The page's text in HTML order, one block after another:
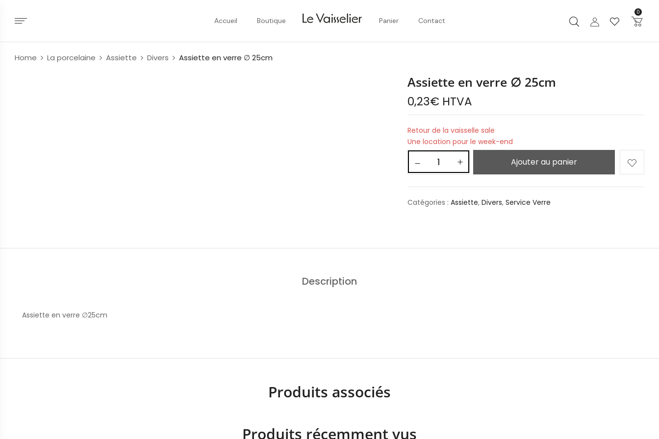
Accueil Boutique Panier Contact
0
Home La porcelaine Assiette Divers Assiette en verre ∅ 25cm
Assiette en verre ∅ 25cm
0,23€ HTVA
Retour de la vaisselle sale
Une location pour le week-end
Ajouter au panier
Catégories :Assiette,Divers,Service Verre
Description
Assiette en verre ∅25cm
Produits associés
Produits récemment vus